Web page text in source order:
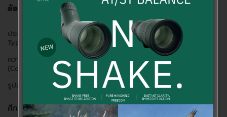
ข้อมูลทางเทคนิคเบื้องต้น (Technical Specifications):
ประเภทโมดูล (Module
Type)
เลนส์ตาแบบสองตา (Binocular
Eyepiece)
ความเข้ากันได้
(Compatibility)
ใช้ร่วมกับเลนส์วัตถุซีรีส์
ATX/STX/BTX
รูปลักษณ์ (Design)
Angled (ทำมุมแหงน)
ศึกษาข้อมูลเพิ่มเติมได้ที่เว็บไซต์ทางการของ Swarovski Optik